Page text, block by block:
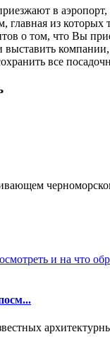
в
главная из
о том, что Вы
выставить
все